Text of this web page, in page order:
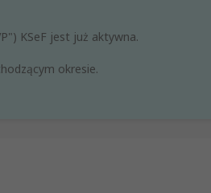
KSeF jest już aktywna.
okresie.